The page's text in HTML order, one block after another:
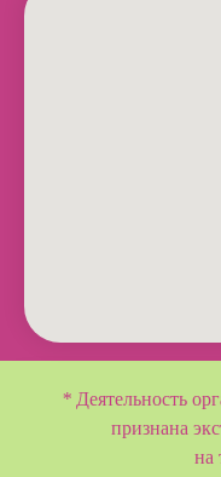
*Деятельность
признана
на